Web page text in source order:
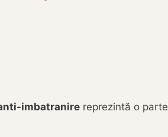
imbatranire reprezintă o parte